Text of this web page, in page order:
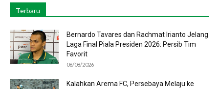
Terbaru
Bernardo Tavares dan Rachmat Irianto Jelang
Laga Final Piala Presiden 2026: Persib Tim
Favorit
06/08/2026
Kalahkan Arema FC, Persebaya Melaju ke